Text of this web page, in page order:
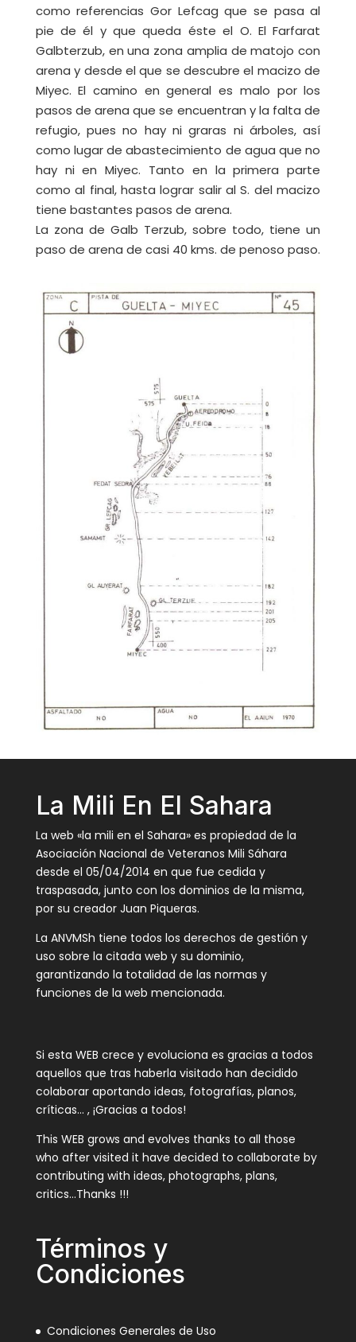
como referencias Gor Lefcag que se pasa al
pie de él y que queda éste el O. El Farfarat
Galbterzub, en una zona amplia de matojo con
arena y desde el que se descubre el macizo de
Miyec. El camino en general es malo por los
pasos de arena que se encuentran y la falta de
refugio, pues no hay ni graras ni árboles, así
como lugar de abastecimiento de agua que no
hay ni en Miyec. Tanto en la primera parte
como al final, hasta lograr salir al S. del macizo
tiene bastantes pasos de arena.
La zona de Galb Terzub, sobre todo, tiene un
paso de arena de casi 40 kms. de penoso paso.
La Mili En El Sahara
La web «la mili en el Sahara» es propiedad de la
Asociación Nacional de Veteranos Mili Sáhara
desde el 05/04/2014 en que fue cedida y
traspasada, junto con los dominios de la misma,
por su creador Juan Piqueras.
La ANVMSh tiene todos los derechos de gestión y
uso sobre la citada web y su dominio,
garantizando la totalidad de las normas y
funciones de la web mencionada.
Si esta WEB crece y evoluciona es gracias a todos
aquellos que tras haberla visitado han decidido
colaborar aportando ideas, fotografías, planos,
críticas… , ¡Gracias a todos!
This WEB grows and evolves thanks to all those
who after visited it have decided to collaborate by
contributing with ideas, photographs, plans,
critics…Thanks !!!
Términos y
Condiciones
Condiciones Generales de Uso